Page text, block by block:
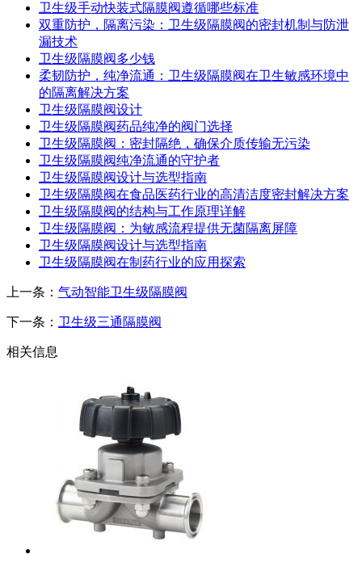
卫生级手动快装式隔膜阀遵循哪些标准
双重防护，隔离污染：卫生级隔膜阀的密封机制与防泄
漏技术
卫生级隔膜阀多少钱
柔韧防护，纯净流通：卫生级隔膜阀在卫生敏感环境中
的隔离解决方案
卫生级隔膜阀设计
卫生级隔膜阀药品纯净的阀门选择
卫生级隔膜阀：密封隔绝，确保介质传输无污染
卫生级隔膜阀纯净流通的守护者
卫生级隔膜阀设计与选型指南
卫生级隔膜阀在食品医药行业的高清洁度密封解决方案
卫生级隔膜阀的结构与工作原理详解
卫生级隔膜阀：为敏感流程提供无菌隔离屏障
卫生级隔膜阀设计与选型指南
卫生级隔膜阀在制药行业的应用探索
上一条： 气动智能卫生级隔膜阀
下一条： 卫生级三通隔膜阀
相关信息